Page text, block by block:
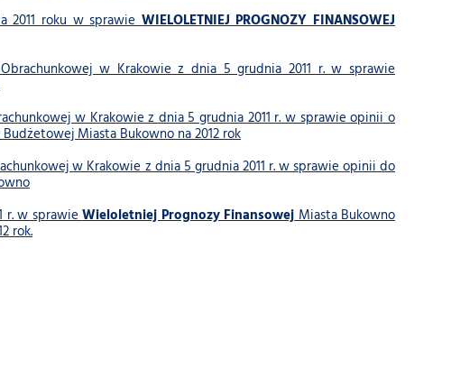
2011 roku w sprawieWIELOLETNIEJ PROGNOZY FINANSOWEJ
Obrachunkowej w Krakowie z dnia 5 grudnia 2011 r. w sprawie
w Krakowie z dnia 5 grudnia 2011 r. w sprawie opinii o
Miasta Bukowno na 2012 rok
w Krakowie z dnia 5 grudnia 2011 r. w sprawie opinii do
r. w sprawieWieloletniej Prognozy FinansowejMiasta Bukowno
rok.